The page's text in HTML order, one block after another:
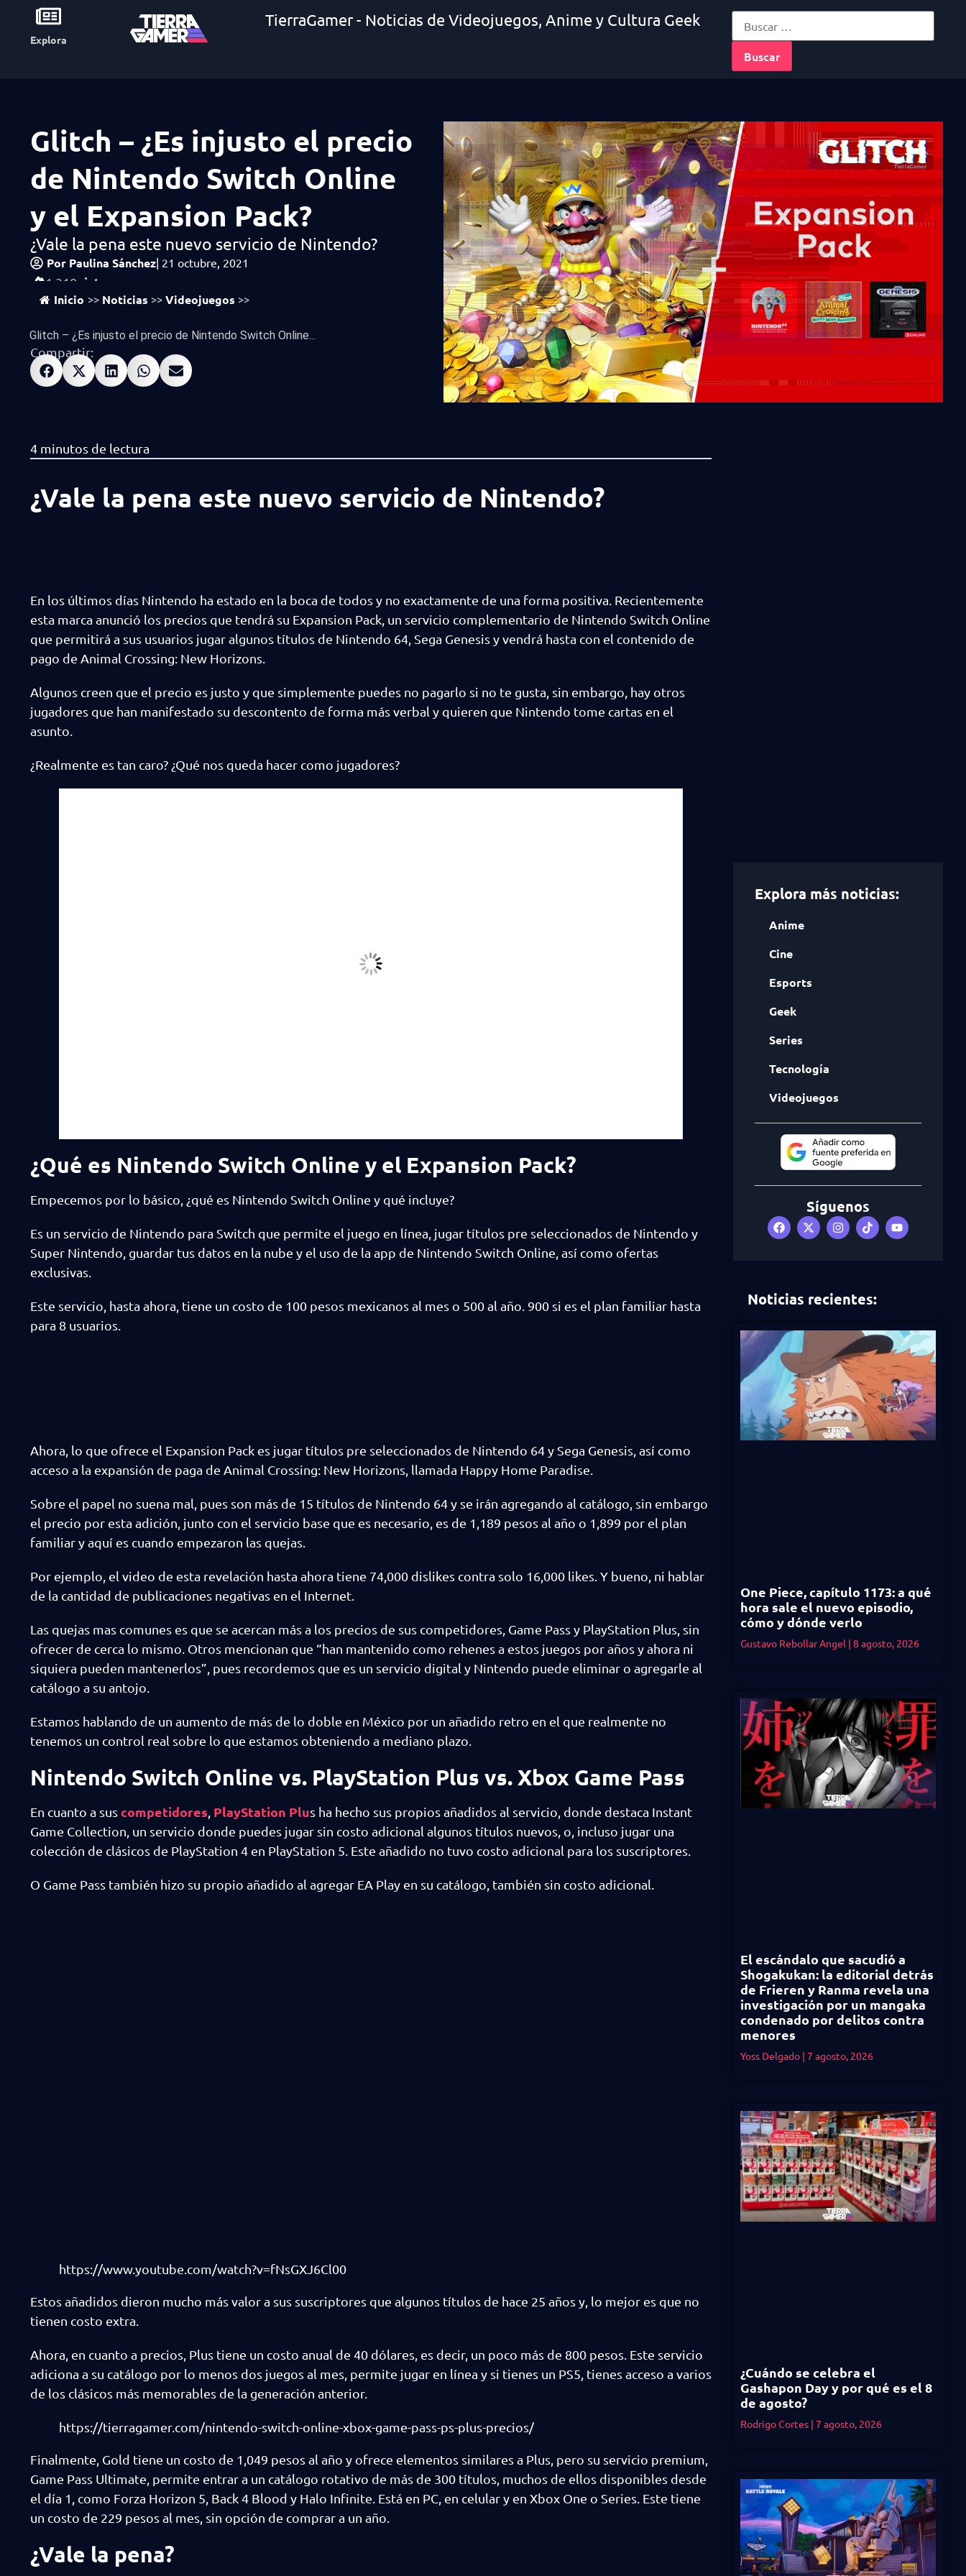
Explora
TierraGamer - Noticias de Videojuegos, Anime y Cultura Geek
Glitch – ¿Es injusto el precio
de Nintendo Switch Online
y el Expansion Pack?
¿Vale la pena este nuevo servicio de Nintendo?
Por Paulina Sánchez| 21 octubre, 2021
1,310 vistas
Inicio >> Noticias >> Videojuegos >>
Glitch – ¿Es injusto el precio de Nintendo Switch Online...
Compartir:
¿Vale la pena este nuevo servicio de Nintendo?
En los últimos días Nintendo ha estado en la boca de todos y no exactamente de una forma positiva. Recientemente
esta marca anunció los precios que tendrá su Expansion Pack, un servicio complementario de Nintendo Switch Online
que permitirá a sus usuarios jugar algunos títulos de Nintendo 64, Sega Genesis y vendrá hasta con el contenido de
pago de Animal Crossing: New Horizons.
Algunos creen que el precio es justo y que simplemente puedes no pagarlo si no te gusta, sin embargo, hay otros
jugadores que han manifestado su descontento de forma más verbal y quieren que Nintendo tome cartas en el
asunto.
¿Realmente es tan caro? ¿Qué nos queda hacer como jugadores?
¿Qué es Nintendo Switch Online y el Expansion Pack?
Empecemos por lo básico, ¿qué es Nintendo Switch Online y qué incluye?
Es un servicio de Nintendo para Switch que permite el juego en línea, jugar títulos pre seleccionados de Nintendo y
Super Nintendo, guardar tus datos en la nube y el uso de la app de Nintendo Switch Online, así como ofertas
exclusivas.
Este servicio, hasta ahora, tiene un costo de 100 pesos mexicanos al mes o 500 al año. 900 si es el plan familiar hasta
para 8 usuarios.
Ahora, lo que ofrece el Expansion Pack es jugar títulos pre seleccionados de Nintendo 64 y Sega Genesis, así como
acceso a la expansión de paga de Animal Crossing: New Horizons, llamada Happy Home Paradise.
Sobre el papel no suena mal, pues son más de 15 títulos de Nintendo 64 y se irán agregando al catálogo, sin embargo
el precio por esta adición, junto con el servicio base que es necesario, es de 1,189 pesos al año o 1,899 por el plan
familiar y aquí es cuando empezaron las quejas.
Por ejemplo, el video de esta revelación hasta ahora tiene 74,000 dislikes contra solo 16,000 likes. Y bueno, ni hablar
de la cantidad de publicaciones negativas en el Internet.
Las quejas mas comunes es que se acercan más a los precios de sus competidores, Game Pass y PlayStation Plus, sin
ofrecer de cerca lo mismo. Otros mencionan que “han mantenido como rehenes a estos juegos por años y ahora ni
siquiera pueden mantenerlos”, pues recordemos que es un servicio digital y Nintendo puede eliminar o agregarle al
catálogo a su antojo.
Estamos hablando de un aumento de más de lo doble en México por un añadido retro en el que realmente no
tenemos un control real sobre lo que estamos obteniendo a mediano plazo.
Nintendo Switch Online vs. PlayStation Plus vs. Xbox Game Pass
En cuanto a suscompetidores PlayStation Plus ha hecho sus propios añadidos al servicio, donde destaca Instant
Game Collection, un servicio donde puedes jugar sin costo adicional algunos títulos nuevos, o, incluso jugar una
colección de clásicos de PlayStation 4 en PlayStation 5. Este añadido no tuvo costo adicional para los suscriptores.
O Game Pass también hizo su propio añadido al agregar EA Play en su catálogo, también sin costo adicional.
https://www.youtube.com/watch?v=fNsGXJ6Cl00
Estos añadidos dieron mucho más valor a sus suscriptores que algunos títulos de hace 25 años y, lo mejor es que no
tienen costo extra.
Ahora, en cuanto a precios, Plus tiene un costo anual de 40 dólares, es decir, un poco más de 800 pesos. Este servicio
adiciona a su catálogo por lo menos dos juegos al mes, permite jugar en línea y si tienes un PS5, tienes acceso a varios
de los clásicos más memorables de la generación anterior.
https://tierragamer.com/nintendo-switch-online-xbox-game-pass-ps-plus-precios/
Finalmente, Gold tiene un costo de 1,049 pesos al año y ofrece elementos similares a Plus, pero su servicio premium,
Game Pass Ultimate, permite entrar a un catálogo rotativo de más de 300 títulos, muchos de ellos disponibles desde
el día 1, como Forza Horizon 5, Back 4 Blood y Halo Infinite. Está en PC, en celular y en Xbox One o Series. Este tiene
un costo de 229 pesos al mes, sin opción de comprar a un año.
¿Vale la pena?
Explora más noticias:
Anime
Cine
Esports
Geek
Series
Tecnología
Videojuegos
Síguenos
Noticias recientes:
One Piece, capítulo 1173: a qué
hora sale el nuevo episodio,
cómo y dónde verlo
Gustavo Rebollar Angel 8 agosto, 2026
El escándalo que sacudió a
Shogakukan: la editorial detrás
de Frieren y Ranma revela una
investigación por un mangaka
condenado por delitos contra
menores
Yoss Delgado 7 agosto, 2026
¿Cuándo se celebra el
Gashapon Day y por qué es el 8
de agosto?
Rodrigo Cortes 7 agosto, 2026